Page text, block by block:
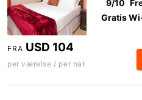
9/10
Gratis
FRA USD 104
per værelse / per nat